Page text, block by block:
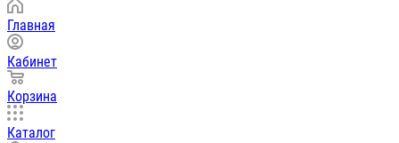
Главная
Кабинет
Корзина
Каталог